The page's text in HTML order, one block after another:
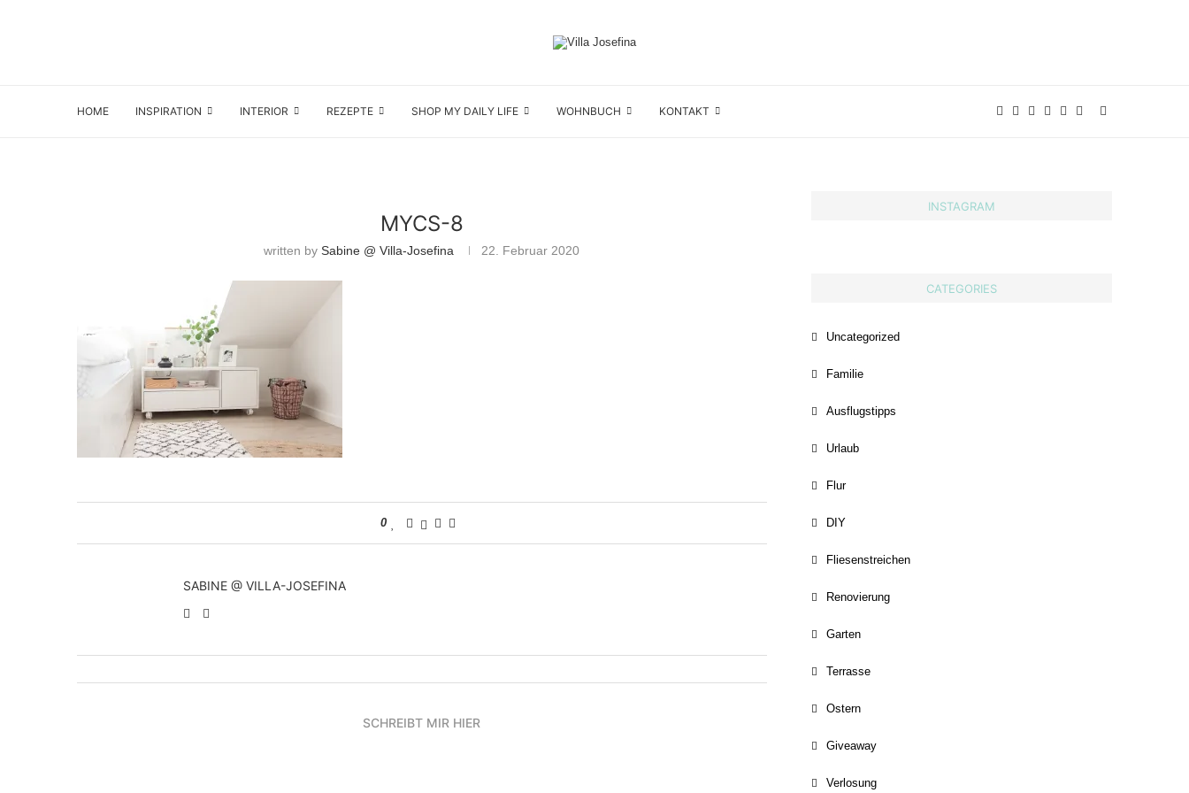
HOME INSPIRATION INTERIOR REZEPTE SHOP MY DAILY LIFE WOHNBUCH KONTAKT
MYCS-8
written bySabine @ Villa-Josefina 22. Februar 2020
0
SABINE @ VILLA-JOSEFINA
SCHREIBT MIR HIER
INSTAGRAM
CATEGORIES
Uncategorized
Familie
Ausflugstipps
Urlaub
Flur
DIY
Fliesenstreichen
Renovierung
Garten
Terrasse
Ostern
Giveaway
Verlosung